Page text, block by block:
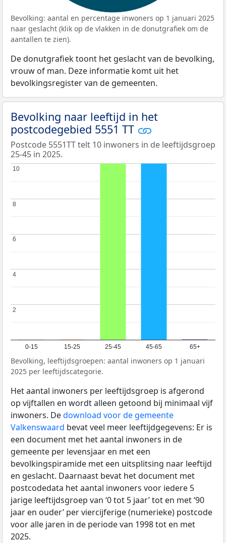
Bevolking: aantal en percentage inwoners op 1 januari 2025
naar geslacht (klik op de vlakken in de donutgrafiek om de
aantallen te zien).
De donutgrafiek toont het geslacht van de bevolking,
vrouw of man. Deze informatie komt uit het
bevolkingsregister van de gemeenten.
Bevolking naar leeftijd in het
postcodegebied 5551 TT
Postcode 5551TT telt 10 inwoners in de leeftijdsgroep
25-45 in 2025.
0-15 15-25 25-45 45-65 65+
2
2
4
4
6
6
8
8
10
10
Bevolking, leeftijdsgroepen: aantal inwoners op 1 januari
2025 per leeftijdscategorie.
Het aantal inwoners per leeftijdsgroep is afgerond
op vijftallen en wordt alleen getoond bij minimaal vijf
inwoners. Dedownload voor de gemeente
Valkenswaard bevat veel meer leeftijdgegevens: Er is
een document met het aantal inwoners in de
gemeente per levensjaar en met een
bevolkingspiramide met een uitsplitsing naar leeftijd
en geslacht. Daarnaast bevat het document met
postcodedata het aantal inwoners voor iedere 5
jarige leeftijdsgroep van ‘0 tot 5 jaar’ tot en met ‘90
jaar en ouder’ per viercijferige (numerieke) postcode
voor alle jaren in de periode van 1998 tot en met
2025.